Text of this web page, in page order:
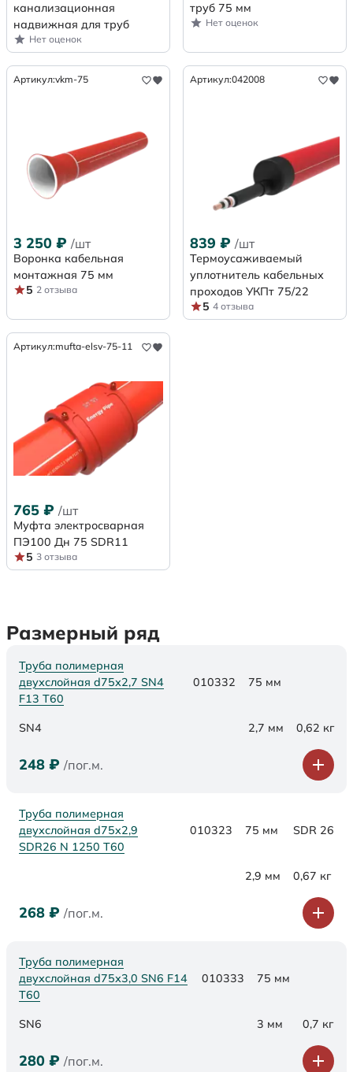
канализационная
надвижная для труб
Нет оценок
труб 75 мм
Нет оценок
Артикул:vkm-75
3 250 ₽ /шт
Воронка кабельная
монтажная 75 мм
5 2 отзыва
Артикул:042008
839 ₽ /шт
Термоусаживаемый
уплотнитель кабельных
проходов УКПт 75/22
5 4 отзыва
Артикул:mufta-elsv-75-11
765 ₽ /шт
Муфта электросварная
ПЭ100 Дн 75 SDR11
5 3 отзыва
Размерный ряд
Труба полимерная
двухслойная d75х2,7 SN4
F13 Т60
010332 75 мм
SN4 2,7 мм 0,62 кг
248 ₽ /пог.м.
Труба полимерная
двухслойная d75x2,9
SDR26 N 1250 Т60
010323 75 мм SDR 26
2,9 мм 0,67 кг
268 ₽ /пог.м.
Труба полимерная
двухслойная d75х3,0 SN6 F14
Т60
010333 75 мм
SN6 3 мм 0,7 кг
280 ₽ /пог.м.